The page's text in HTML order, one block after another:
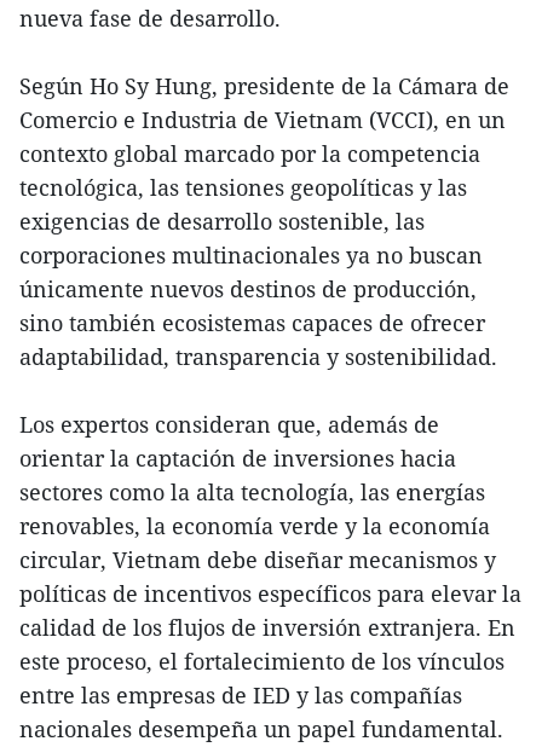
nueva fase de desarrollo.
Según Ho Sy Hung, presidente de la Cámara de
Comercio e Industria de Vietnam (VCCI), en un
contexto global marcado por la competencia
tecnológica, las tensiones geopolíticas y las
exigencias de desarrollo sostenible, las
corporaciones multinacionales ya no buscan
únicamente nuevos destinos de producción,
sino también ecosistemas capaces de ofrecer
adaptabilidad, transparencia y sostenibilidad.
Los expertos consideran que, además de
orientar la captación de inversiones hacia
sectores como la alta tecnología, las energías
renovables, la economía verde y la economía
circular, Vietnam debe diseñar mecanismos y
políticas de incentivos específicos para elevar la
calidad de los flujos de inversión extranjera. En
este proceso, el fortalecimiento de los vínculos
entre las empresas de IED y las compañías
nacionales desempeña un papel fundamental.